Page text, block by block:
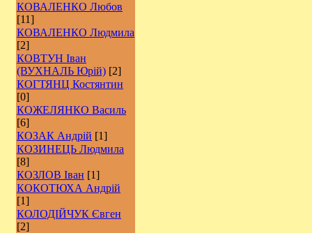
КОВАЛЕНКО Любов
[11]
КОВАЛЕНКО Людмила
[2]
КОВТУН Іван
(ВУХНАЛЬ Юрій) [2]
КОГТЯНЦ Костянтин
[0]
КОЖЕЛЯНКО Василь
[6]
КОЗАК Андрій [1]
КОЗИНЕЦЬ Людмила
[8]
КОЗЛОВ Іван [1]
КОКОТЮХА Андрій
[1]
КОЛОДІЙЧУК Євген
[2]